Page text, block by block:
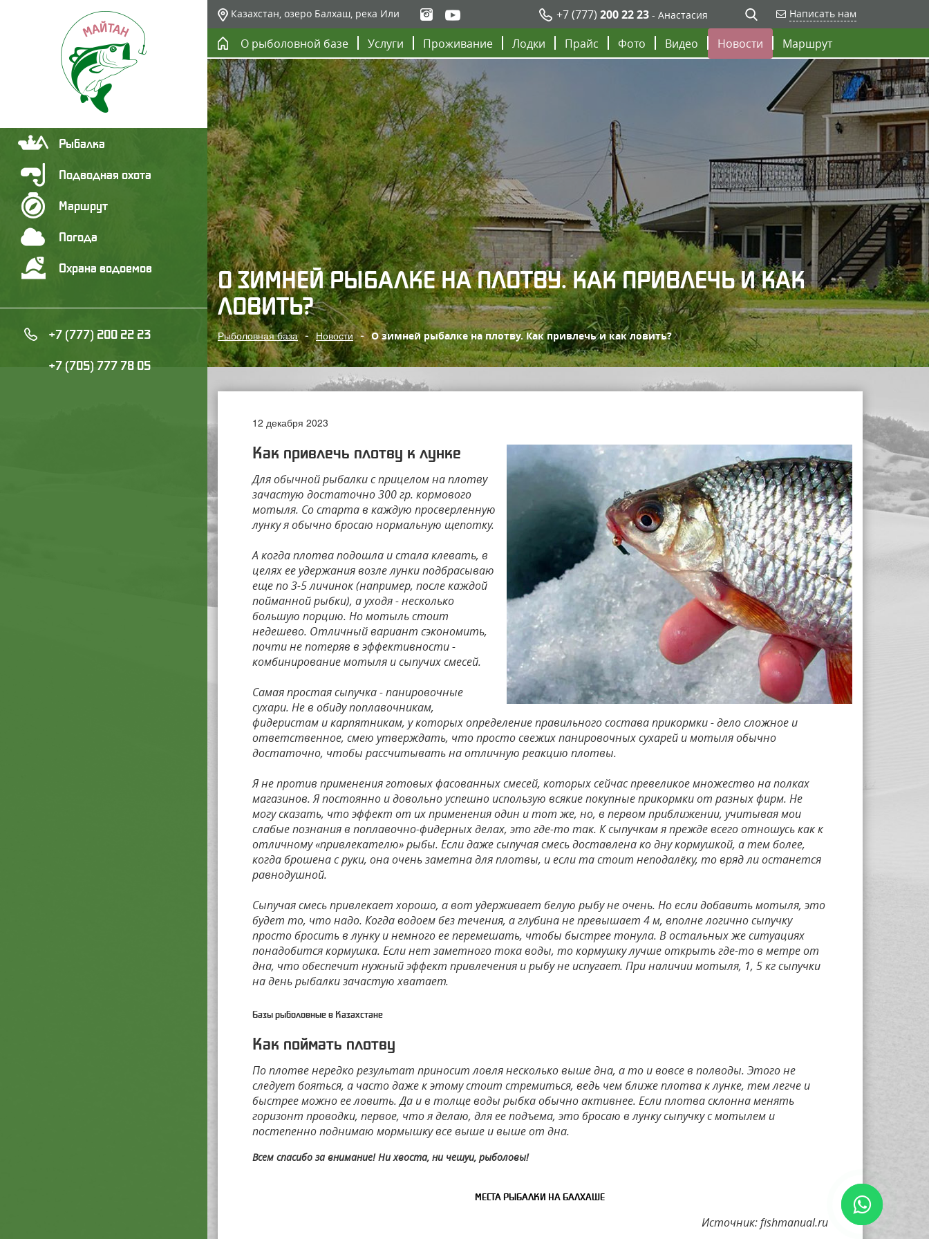
Рыбалка
Подводная охота
Маршрут
Погода
Охрана водоемов
+7 (777) 200 22 23
+7 (705) 777 78 05
Казахстан, озеро Балхаш, река Или +7 (777)200 22 23 - Анастасия Написать нам
О рыболовной базе Услуги Проживание Лодки Прайс Фото Видео Новости Маршрут
О ЗИМНЕЙ РЫБАЛКЕ НА ПЛОТВУ. КАК ПРИВЛЕЧЬ И КАК
ЛОВИТЬ?
Рыболовная база Новости О зимней рыбалке на плотву. Как привлечь и как ловить?
12 декабря 2023
Как привлечь плотву к лунке
Для обычной рыбалки с прицелом на плотву
зачастую достаточно 300 гр. кормового
мотыля. Со старта в каждую просверленную
лунку я обычно бросаю нормальную щепотку.
А когда плотва подошла и стала клевать, в
целях ее удержания возле лунки подбрасываю
еще по 3-5 личинок (например, после каждой
пойманной рыбки), а уходя - несколько
большую порцию. Но мотыль стоит
недешево. Отличный вариант сэкономить,
почти не потеряв в эффективности -
комбинирование мотыля и сыпучих смесей.
Самая простая сыпучка - панировочные
сухари. Не в обиду поплавочникам,
фидеристам и карпятникам, у которых определение правильного состава прикормки - дело сложное и
ответственное, смею утверждать, что просто свежих панировочных сухарей и мотыля обычно
достаточно, чтобы рассчитывать на отличную реакцию плотвы.
Я не против применения готовых фасованных смесей, которых сейчас превеликое множество на полках
магазинов. Я постоянно и довольно успешно использую всякие покупные прикормки от разных фирм. Не
могу сказать, что эффект от их применения один и тот же, но, в первом приближении, учитывая мои
слабые познания в поплавочно-фидерных делах, это где-то так. К сыпучкам я прежде всего отношусь как к
отличному «привлекателю» рыбы. Если даже сыпучая смесь доставлена ко дну кормушкой, а тем более,
когда брошена с руки, она очень заметна для плотвы, и если та стоит неподалёку, то вряд ли останется
равнодушной.
Сыпучая смесь привлекает хорошо, а вот удерживает белую рыбу не очень. Но если добавить мотыля, это
будет то, что надо. Когда водоем без течения, а глубина не превышает 4 м, вполне логично сыпучку
просто бросить в лунку и немного ее перемешать, чтобы быстрее тонула. В остальных же ситуациях
понадобится кормушка. Если нет заметного тока воды, то кормушку лучше открыть где-то в метре от
дна, что обеспечит нужный эффект привлечения и рыбу не испугает. При наличии мотыля, 1, 5 кг сыпучки
на день рыбалки зачастую хватает.
Базы рыболовные в Казахстане
Как поймать плотву
По плотве нередко результат приносит ловля несколько выше дна, а то и вовсе в полводы. Этого не
следует бояться, а часто даже к этому стоит стремиться, ведь чем ближе плотва к лунке, тем легче и
быстрее можно ее ловить. Да и в толще воды рыбка обычно активнее. Если плотва склонна менять
горизонт проводки, первое, что я делаю, для ее подъема, это бросаю в лунку сыпучку с мотылем и
постепенно поднимаю мормышку все выше и выше от дна.
Всем спасибо за внимание! Ни хвоста, ни чешуи, рыболовы!
МЕСТА РЫБАЛКИ НА БАЛХАШЕ
Источник: fishmanual.ru